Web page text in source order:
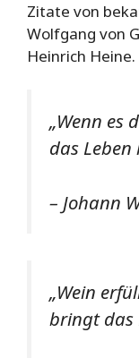
Zitate von
Wolfgang von
Heinrich Heine.
„Wenn es
das
– Johann
„Wein
bringt das